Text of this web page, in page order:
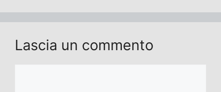
Lascia un commento